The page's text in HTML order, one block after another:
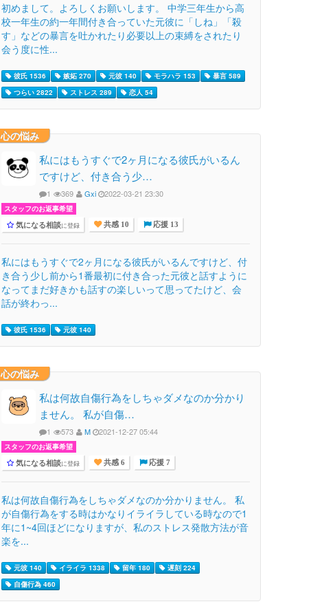
初めまして。よろしくお願いします。 中学三年生から高
校一年生の約一年間付き合っていた元彼に「しね」「殺
す」などの暴言を吐かれたり必要以上の束縛をされたり
会う度に性...
彼氏 1536 嫉妬 270 元彼 140 モラハラ 153
暴言 589
つらい 2822
ストレス 289 恋人 54
心の悩み
私にはもうすぐで2ヶ月になる彼氏がいるん
ですけど、付き合う少…
1 369 Gxi 2022-03-21 23:30
スタッフのお返事希望
気になる相談に登録 共感 10 応援 13
私にはもうすぐで2ヶ月になる彼氏がいるんですけど、付
き合う少し前から1番最初に付き合った元彼と話すように
なってまだ好きかも話すの楽しいって思ってたけど、会
話が終わっ...
彼氏 1536 元彼 140
心の悩み
私は何故自傷行為をしちゃダメなのか分かり
ません。 私が自傷…
1 573 M 2021-12-27 05:44
スタッフのお返事希望
気になる相談に登録 共感 6 応援 7
私は何故自傷行為をしちゃダメなのか分かりません。 私
が自傷行為をする時はかなりイライラしている時なので1
年に1~4回ほどになりますが、私のストレス発散方法が音
楽を...
元彼 140 イライラ 1338 留年 180
遅刻 224
自傷行為 460